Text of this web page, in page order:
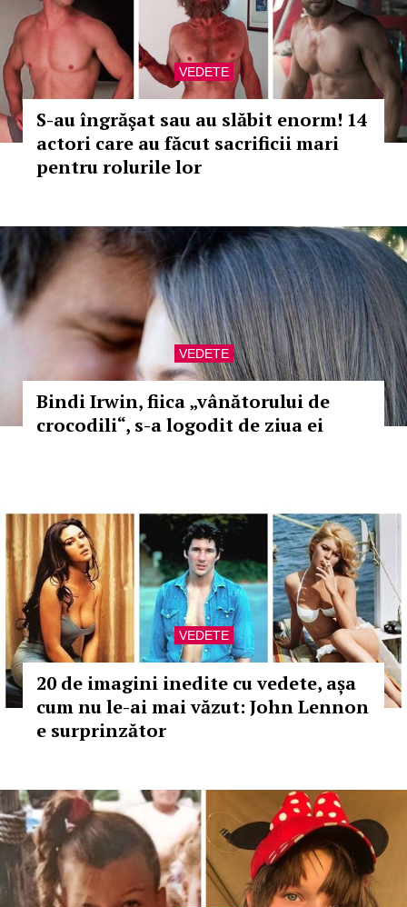
VEDETE
S-au îngrăşat sau au slăbit enorm! 14
actori care au făcut sacrificii mari
pentru rolurile lor
VEDETE
Bindi Irwin, fiica „vânătorului de
crocodili“, s-a logodit de ziua ei
VEDETE
20 de imagini inedite cu vedete, așa
cum nu le-ai mai văzut: John Lennon
e surprinzător